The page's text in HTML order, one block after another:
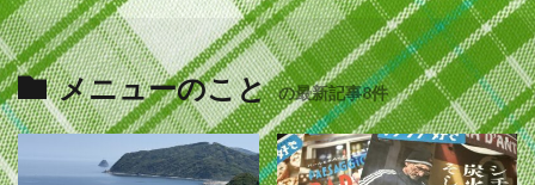
メニューのこと の最新記事8件